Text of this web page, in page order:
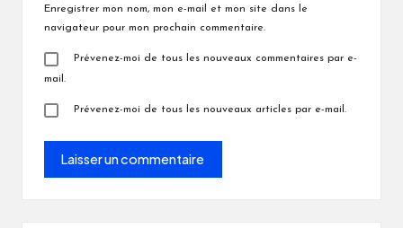
Enregistrer mon nom, mon e-mail et mon site dans le
navigateur pour mon prochain commentaire.
Prévenez-moi de tous les nouveaux commentaires par e-
mail.
Prévenez-moi de tous les nouveaux articles par e-mail.